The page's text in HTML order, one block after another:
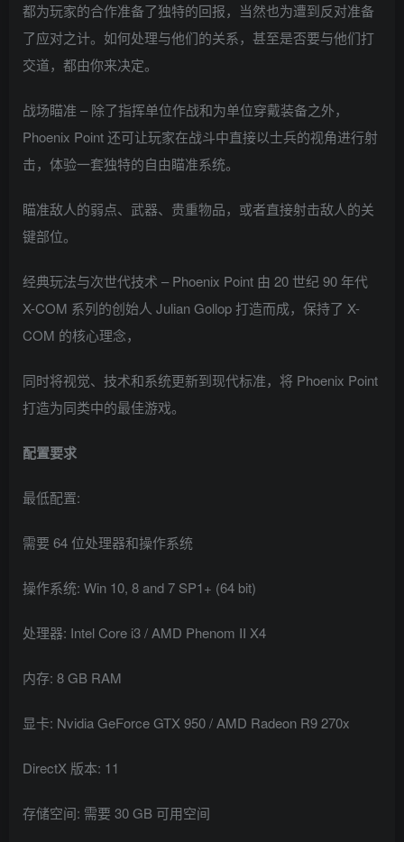
都为玩家的合作准备了独特的回报，当然也为遭到反对准备
了应对之计。如何处理与他们的关系，甚至是否要与他们打
交道，都由你来决定。
战场瞄准 – 除了指挥单位作战和为单位穿戴装备之外，
Phoenix Point 还可让玩家在战斗中直接以士兵的视角进行射
击，体验一套独特的自由瞄准系统。
瞄准敌人的弱点、武器、贵重物品，或者直接射击敌人的关
键部位。
经典玩法与次世代技术 – Phoenix Point 由 20 世纪 90 年代
X-COM 系列的创始人 Julian Gollop 打造而成，保持了 X-
COM 的核心理念，
同时将视觉、技术和系统更新到现代标准，将 Phoenix Point
打造为同类中的最佳游戏。
配置要求
最低配置:
需要 64 位处理器和操作系统
操作系统: Win 10, 8 and 7 SP1+ (64 bit)
处理器: Intel Core i3 / AMD Phenom II X4
内存: 8 GB RAM
显卡: Nvidia GeForce GTX 950 / AMD Radeon R9 270x
DirectX 版本: 11
存储空间: 需要 30 GB 可用空间